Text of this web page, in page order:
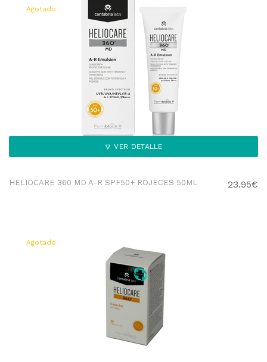
Agotado
VER DETALLE
HELIOCARE 360 MD A-R SPF50+ ROJECES 50ML 23.95€
Agotado